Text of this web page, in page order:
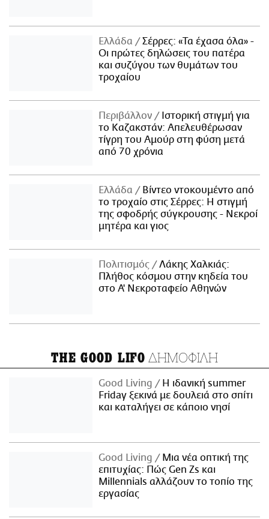
Ελλάδα
Σέρρες: «Τα έχασα όλα» -
Οι πρώτες δηλώσεις του πατέρα
και συζύγου των θυμάτων του
τροχαίου
Περιβάλλον
Ιστορική στιγμή για
το Καζακστάν: Απελευθέρωσαν
τίγρη του Αμούρ στη φύση μετά
από 70 χρόνια
Ελλάδα
Βίντεο ντοκουμέντο από
το τροχαίο στις Σέρρες: Η στιγμή
της σφοδρής σύγκρουσης - Νεκροί
μητέρα και γιος
Πολιτισμός
Λάκης Χαλκιάς:
Πλήθος κόσμου στην κηδεία του
στο Α' Νεκροταφείο Αθηνών
THE GOOD LIFO ΔΗΜΟΦΙΛΗ
Good Living
Η ιδανική summer
Friday ξεκινά με δουλειά στο σπίτι
και καταλήγει σε κάποιο νησί
Good Living
Μια νέα οπτική της
επιτυχίας: Πώς Gen Zs και
Millennials αλλάζουν το τοπίο της
εργασίας